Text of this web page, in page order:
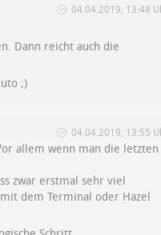
04.04.2019, 13:48
Dann reicht auch die
;)
04.04.2019, 13:55
allem wenn man die letzten
zwar erstmal sehr viel
dem Terminal oder Hazel